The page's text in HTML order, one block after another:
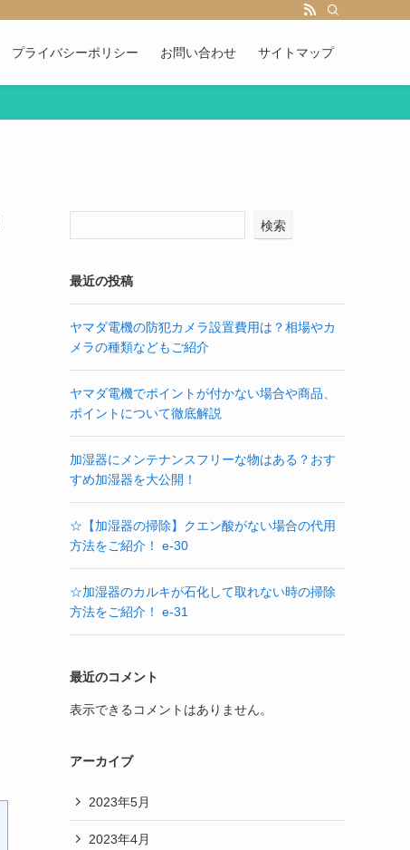
プライバシーポリシー お問い合わせ サイトマップ
検索
最近の投稿
ヤマダ電機の防犯カメラ設置費用は？相場やカ
メラの種類などもご紹介
ヤマダ電機でポイントが付かない場合や商品、
ポイントについて徹底解説
加湿器にメンテナンスフリーな物はある？おす
すめ加湿器を大公開！
☆【加湿器の掃除】クエン酸がない場合の代用
方法をご紹介！ e-30
☆加湿器のカルキが石化して取れない時の掃除
方法をご紹介！ e-31
最近のコメント
表示できるコメントはありません。
アーカイブ
2023年5月
2023年4月